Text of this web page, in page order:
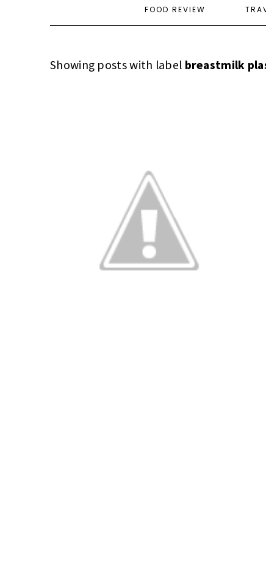
FOOD REVIEW
Showing posts with label breastmilk